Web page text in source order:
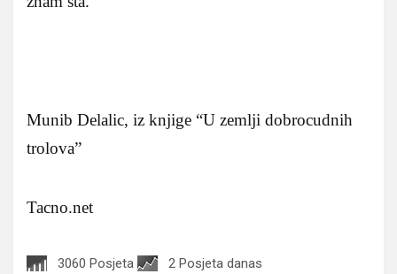
Munib Delalic, iz knjige “U zemlji dobrocudnih
trolova”
Tacno.net
3060 Posjeta 2 Posjeta danas